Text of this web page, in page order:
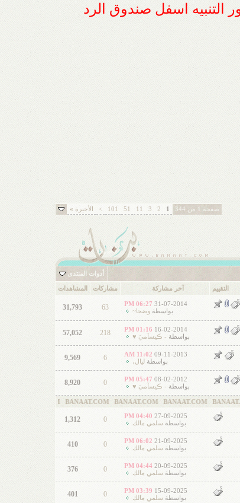
التنبيه اسفل صندوق الرد
صفحة 1 من 344 1
2
3
11
51
101
> الأخيرة »
أدوات المنتدى
التقييم آخر مشاركة مشاركات المشاهدات
31-07-2014
06:27 PM
بواسطةوضحا~ 63
31,793
16-02-2014
01:16 PM
بواسطة - ڪيسآميَ ♥ 218
57,052
09-11-2013
11:02 AM
بواسطة
ليال، 6
9,569
08-02-2012
05:47 PM
بواسطة - ڪيسآميَ ♥ 0
8,920
BANAAT.COM BANAAT.COM BANAAT.COM BANAAT.COM
27-09-2025
04:40 PM
بواسطةسلمي مالك 0
1,312
21-09-2025
06:02 PM
بواسطةسلمي مالك 0
410
20-09-2025
04:44 PM
بواسطةسلمي مالك 0
376
15-09-2025
03:39 PM
بواسطةسلمي مالك 0
401